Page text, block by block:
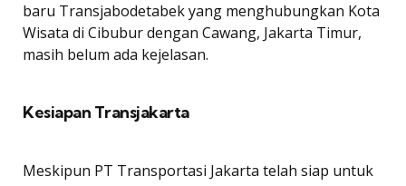
baru Transjabodetabek yang menghubungkan Kota
Wisata di Cibubur dengan Cawang, Jakarta Timur,
masih belum ada kejelasan.
Kesiapan Transjakarta
Meskipun PT Transportasi Jakarta telah siap untuk